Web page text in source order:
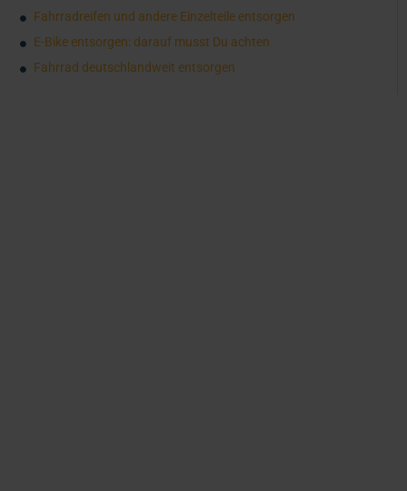
Fahrradreifen und andere Einzelteile entsorgen
E-Bike entsorgen: darauf musst Du achten
Fahrrad deutschlandweit entsorgen